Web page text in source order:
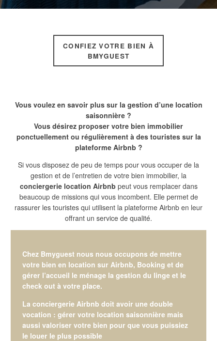
CONFIEZ VOTRE BIEN À
BMYGUEST
Vous voulez en savoir plus sur la gestion d’une location
saisonnière ?
Vous désirez proposer votre bien immobilier
ponctuellement ou régulièrement à des touristes sur la
plateforme Airbnb ?
Si vous disposez de peu de temps pour vous occuper de la
gestion et de l’entretien de votre bien immobilier, la
conciergerie location Airbnb peut vous remplacer dans
beaucoup de missions qui vous incombent. Elle permet de
rassurer les touristes qui utilisent la plateforme Airbnb en leur
offrant un service de qualité.
Chez Bmyguest nous nous occupons de mettre
votre bien en location sur Airbnb, Booking et de
gérer l’accueil le ménage la gestion du linge et le
check out à votre place.
La conciergerie Airbnb doit avoir une double
vocation :gérer votre location saisonnière mais
aussivaloriser votre bien pour que vous puissiez
le louer le plus possible